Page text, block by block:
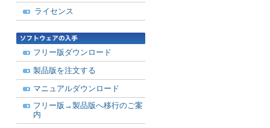
ライセンス
フリー版ダウンロード
製品版を注文する
マニュアルダウンロード
フリー版→製品版へ移行のご案
内